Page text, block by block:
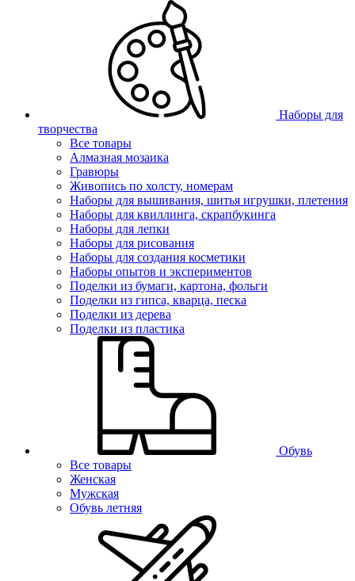
Наборы для
творчества
Все товары
Алмазная мозаика
Гравюры
Живопись по холсту, номерам
Наборы для вышивания, шитья игрушки, плетения
Наборы для квиллинга, скрапбукинга
Наборы для лепки
Наборы для рисования
Наборы для создания косметики
Наборы опытов и экспериментов
Поделки из бумаги, картона, фольги
Поделки из гипса, кварца, песка
Поделки из дерева
Поделки из пластика
Обувь
Все товары
Женская
Мужская
Обувь летняя